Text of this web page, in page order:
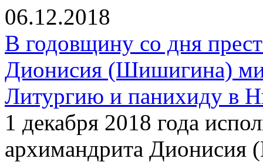
06.12.2018
В годовщину со дня
Дионисия (Шишигина)
Литургию и панихиду в
1 декабря 2018 года
архимандрита Дионисия